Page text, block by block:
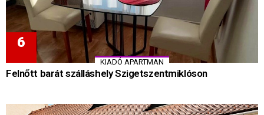
KIADÓ APARTMAN
Felnőtt barát szálláshely Szigetszentmiklóson